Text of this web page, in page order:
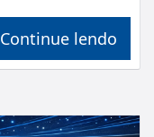
Continue lendo